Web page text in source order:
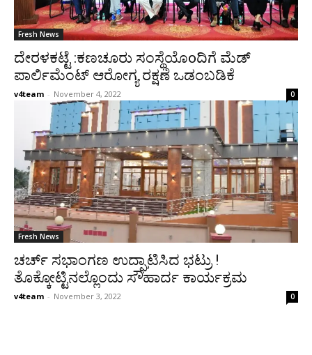
Fresh News
ದೇರಳಕಟ್ಟೆ :ಕಣಚೂರು ಸಂಸ್ಥೆಯೊoದಿಗೆ ಮೆಡ್
ಪಾರ್ಲಿಮೆಂಟ್ ಆರೋಗ್ಯ ರಕ್ಷಣೆ ಒಡಂಬಡಿಕೆ
v4team - November 4, 2022 0
Fresh News
ಚರ್ಚ್ ಸಭಾಂಗಣ ಉದ್ಘಾಟಿಸಿದ ಭಟ್ರು !
ತೊಕ್ಕೋಟ್ಟಿನಲ್ಲೊಂದು ಸೌಹಾರ್ದ ಕಾರ್ಯಕ್ರಮ
v4team - November 3, 2022 0